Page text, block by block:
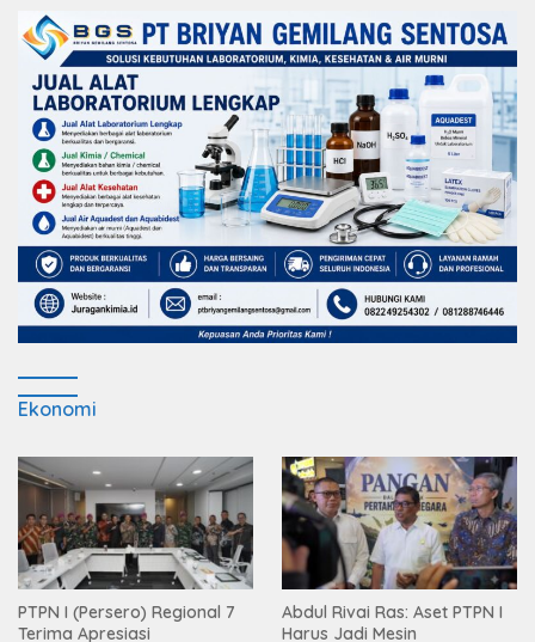
Ekonomi
PTPN I (Persero) Regional 7
Terima Apresiasi
Abdul Rivai Ras: Aset PTPN I
Harus Jadi Mesin